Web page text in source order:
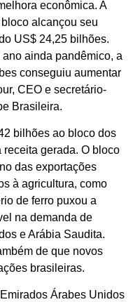
econômica. A
alcançou seu
US$ 24,25 bilhões.
ano ainda pandêmico, a
conseguiu aumentar
CEO e secretário-
Brasileira.
bilhões ao bloco dos
gerada. O bloco
das exportações
à agricultura, como
de ferro puxou a
na demanda de
e Arábia Saudita.
de que novos
brasileiras.
Árabes Unidos